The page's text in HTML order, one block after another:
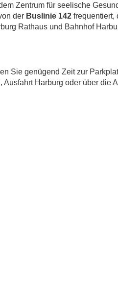
Zentrum für seelische
der Buslinie 142 frequentiert,
Rathaus und Bahnhof
Sie genügend Zeit zur
Harburg oder über die